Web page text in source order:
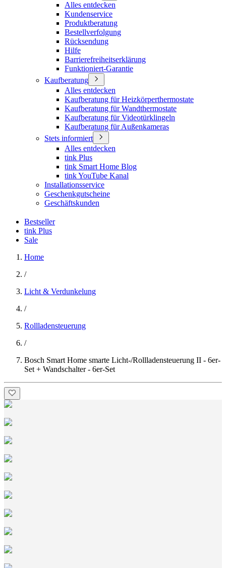
Alles entdecken
Kundenservice
Produktberatung
Bestellverfolgung
Rücksendung
Hilfe
Barrierefreiheitserklärung
Funktioniert-Garantie
Kaufberatung
Alles entdecken
Kaufberatung für Heizkörperthermostate
Kaufberatung für Wandthermostate
Kaufberatung für Videotürklingeln
Kaufberatung für Außenkameras
Stets informiert
Alles entdecken
tink Plus
tink Smart Home Blog
tink YouTube Kanal
Installationsservice
Geschenkgutscheine
Geschäftskunden
Bestseller
tink Plus
Sale
Home
/
Licht & Verdunkelung
/
Rollladensteuerung
/
Bosch Smart Home smarte Licht-/Rollladensteuerung II - 6er-
Set + Wandschalter - 6er-Set